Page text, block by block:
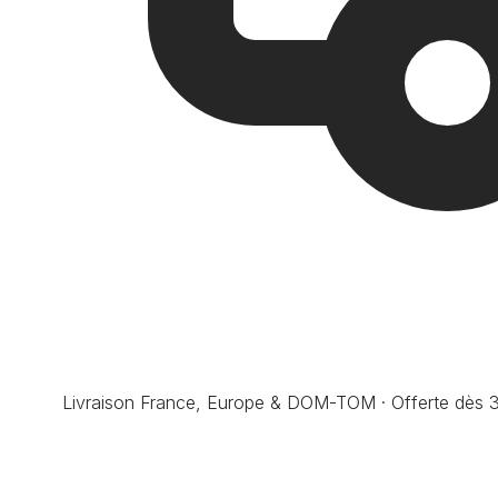
Livraison France, Europe & DOM-TOM · Offerte dès